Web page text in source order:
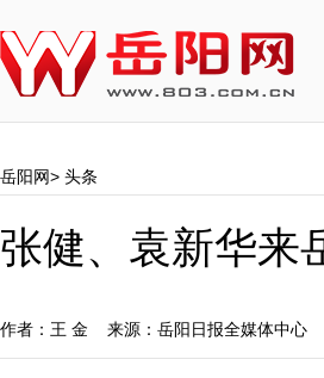
岳阳网> 头条
张健、袁新华来
作者：王 金 来源：岳阳日报全媒体中